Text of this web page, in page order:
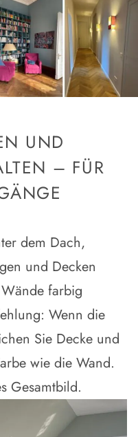
UND
– FÜR
dem Dach,
und Decken
farbig
Wenn die
Sie Decke und
wie die Wand.
Gesamtbild.